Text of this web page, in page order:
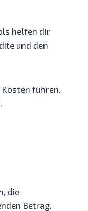
helfen dir
und den
Kosten führen.
die
Betrag.